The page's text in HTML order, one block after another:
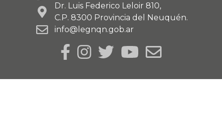
Dr. Luis Federico Leloir 810,
C.P. 8300 Provincia del Neuquén.
info@legnqn.gob.ar